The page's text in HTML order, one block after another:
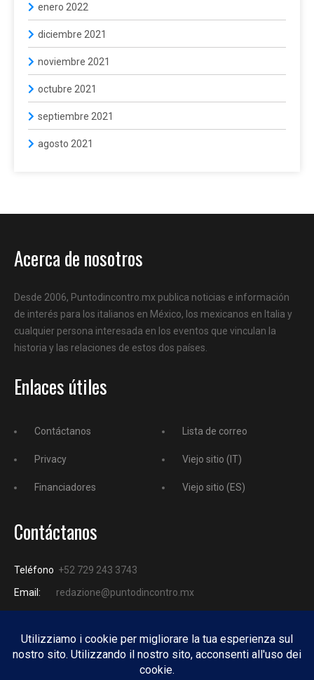
enero 2022
diciembre 2021
noviembre 2021
octubre 2021
septiembre 2021
agosto 2021
Acerca de nosotros
Desde 2006, Puntodincontro.mx publica noticias e información
de interés para los italianos en México, los mexicanos en Italia y
cualquier persona interesada en los eventos que vinculan la
historia y las relaciones de estos dos países.
Enlaces útiles
Contáctanos
Privacy
Financiadores
Lista de correo
Viejo sitio (IT)
Viejo sitio (ES)
Contáctanos
Teléfono +52 729 243 3743
Email:
redazione@puntodincontro.mx
PUNTODINCONTRO